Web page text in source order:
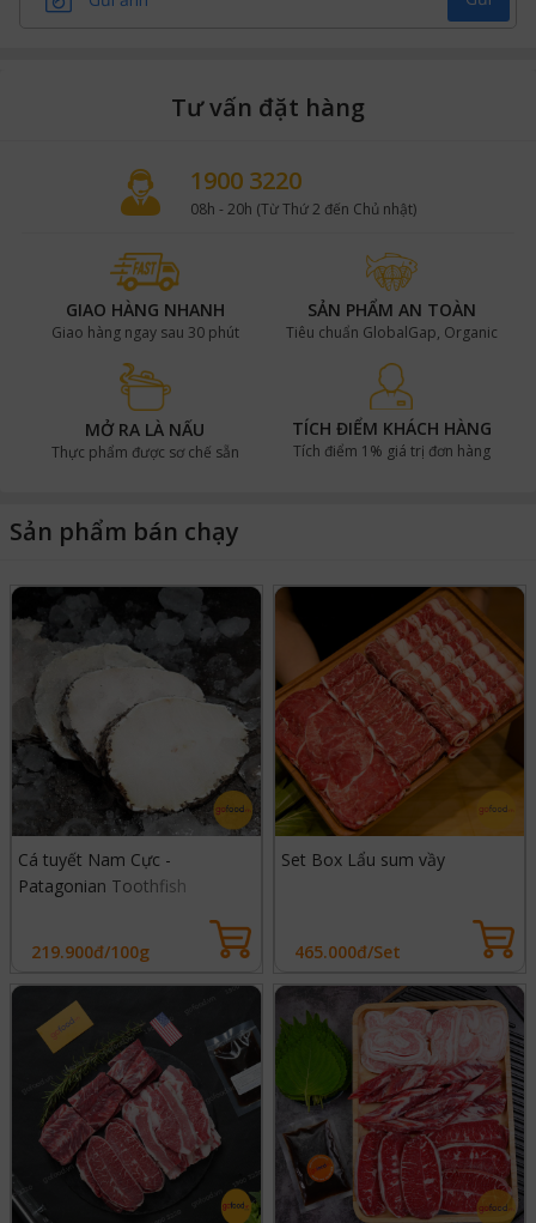
Tư vấn đặt hàng
1900 3220
08h - 20h (Từ Thứ 2 đến Chủ nhật)
GIAO HÀNG NHANH
Giao hàng ngay sau 30 phút
SẢN PHẨM AN TOÀN
Tiêu chuẩn GlobalGap, Organic
MỞ RA LÀ NẤU
Thực phẩm được sơ chế sẵn
TÍCH ĐIỂM KHÁCH HÀNG
Tích điểm 1% giá trị đơn hàng
Sản phẩm bán chạy
Cá tuyết Nam Cực -
Patagonian Toothfish
219.900đ/100g
Set Box Lẩu sum vầy
465.000đ/Set